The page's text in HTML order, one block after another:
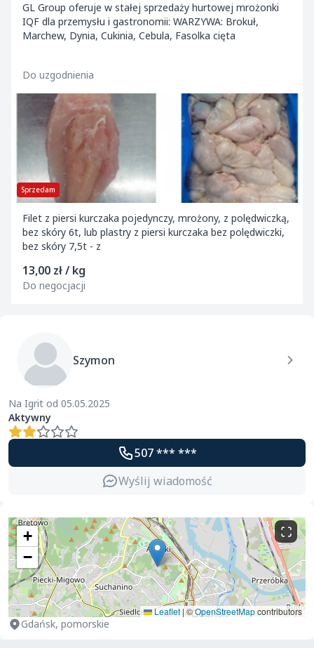
GL Group oferuje w stałej sprzedaży hurtowej mrożonki
IQF dla przemysłu i gastronomii: WARZYWA: Brokuł,
Marchew, Dynia, Cukinia, Cebula, Fasolka cięta
Do uzgodnienia
Sprzedam
Filet z piersi kurczaka pojedynczy, mrożony, z polędwiczką,
bez skóry 6t, lub plastry z piersi kurczaka bez polędwiczki,
bez skóry 7,5t - z
13,00 zł / kg
Do negocjacji
Szymon
Na Igrit od 05.05.2025
Aktywny
507 *** ***
Wyślij wiadomość
+
−
Leaflet|©OpenStreetMapcontributors
Gdańsk, pomorskie